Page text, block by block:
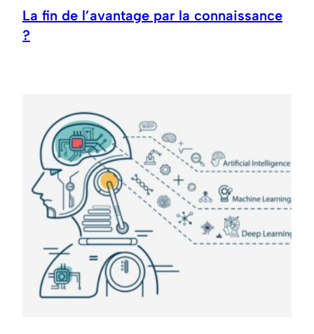
La fin de l’avantage par la connaissance
?